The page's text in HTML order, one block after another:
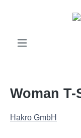
Zum Hauptinhalt
Woman
Hakro GmbH